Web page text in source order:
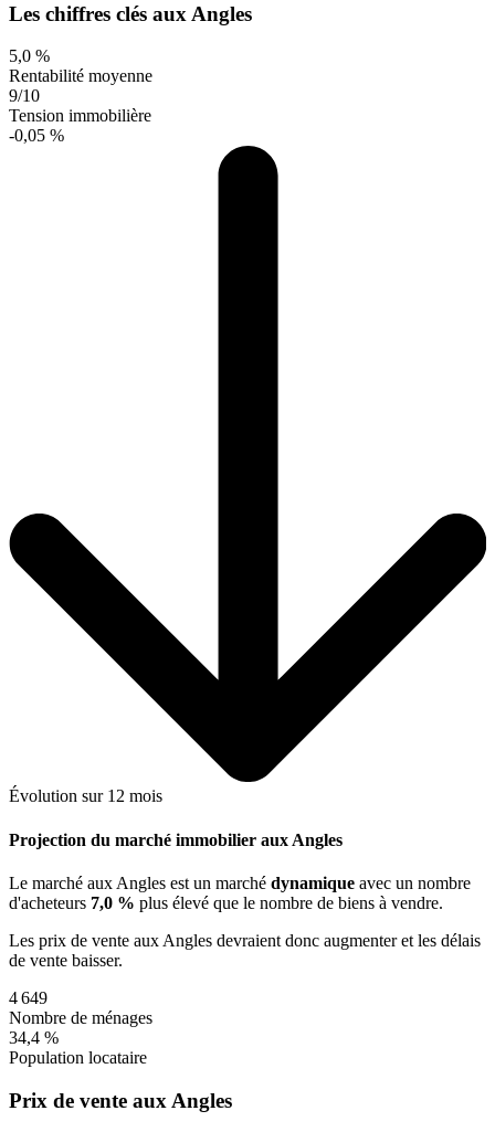
Les chiffres clés aux Angles
5,0 %
Rentabilité moyenne
9/10
Tension immobilière
-0,05 %
Évolution sur 12 mois
Projection du marché immobilier aux Angles
Le marché aux Angles est un marché dynamique avec un nombre
d'acheteurs 7,0 % plus élevé que le nombre de biens à vendre.
Les prix de vente aux Angles devraient donc augmenteret les délais
de vente baisser.
4 649
Nombre de ménages
34,4 %
Population locataire
Prix de vente aux Angles